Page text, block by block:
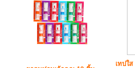
เทปใ